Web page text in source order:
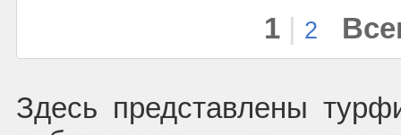
1 2
Здесь представлены